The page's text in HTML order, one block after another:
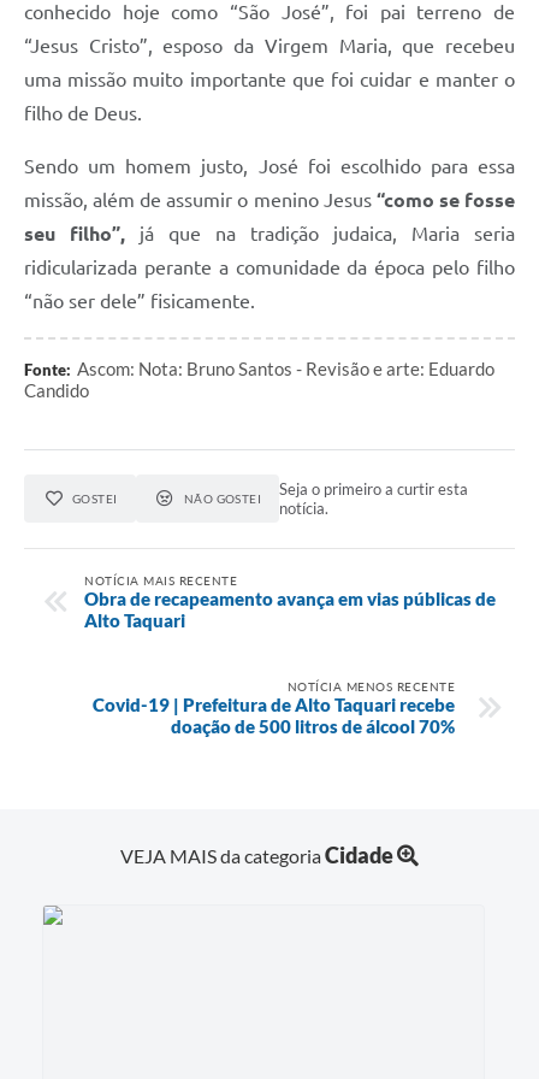
conhecido hoje como “São José”, foi pai terreno de
“Jesus Cristo”, esposo da Virgem Maria, que recebeu
uma missão muito importante que foi cuidar e manter o
filho de Deus.
Sendo um homem justo, José foi escolhido para essa
missão, além de assumir o menino Jesus “como se fosse
seu filho”, já que na tradição judaica, Maria seria
ridicularizada perante a comunidade da época pelo filho
“não ser dele” fisicamente.
Fonte: Ascom: Nota: Bruno Santos - Revisão e arte: Eduardo
Candido
GOSTEI NÃO GOSTEI
Seja o primeiro a curtir esta
notícia.
NOTÍCIA MAIS RECENTE
Obra de recapeamento avança em vias públicas de
Alto Taquari
NOTÍCIA MENOS RECENTE
Covid-19 | Prefeitura de Alto Taquari recebe
doação de 500 litros de álcool 70%
VEJA MAIS da categoriaCidade